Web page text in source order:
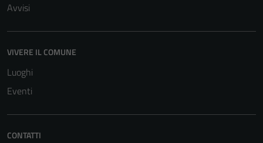
Avvisi
VIVERE IL COMUNE
Luoghi
Eventi
CONTATTI
Tecnici